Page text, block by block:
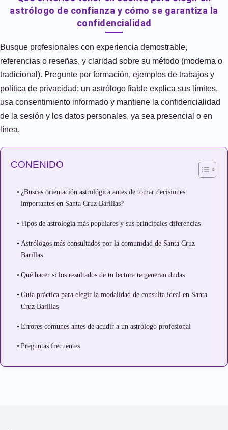
astrólogo de confianza y cómo se garantiza la
confidencialidad
Busque profesionales con experiencia demostrable,
referencias o reseñas, y claridad sobre su método (moderna o
tradicional). Pregunte por formación, ejemplos de trabajos y
política de privacidad; un astrólogo fiable explica sus límites,
usa consentimiento informado y mantiene la confidencialidad
de la sesión y los datos personales, ya sea presencial o en
línea.
CONENIDO
¿Buscas orientación astrológica antes de tomar decisiones
importantes en Santa Cruz Barillas?
Tipos de astrología más populares y sus principales diferencias
Astrólogos más consultados por la comunidad de Santa Cruz
Barillas
Qué hacer si los resultados de tu lectura te generan dudas
Guía práctica para elegir la modalidad de consulta ideal en Santa
Cruz Barillas
Errores comunes antes de acudir a un astrólogo profesional
Preguntas frecuentes